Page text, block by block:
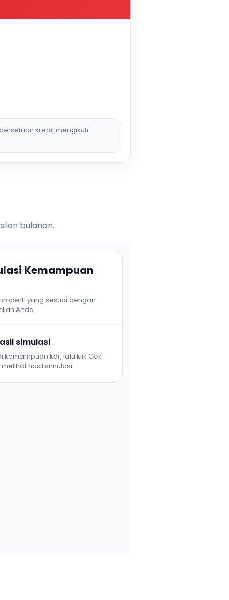
kredit mengikuti
bulanan.
Kemampuan
yang sesuai dengan
Anda.
simulasi
kemampuan kpr, lalu klik Cek
hasil simulasi.